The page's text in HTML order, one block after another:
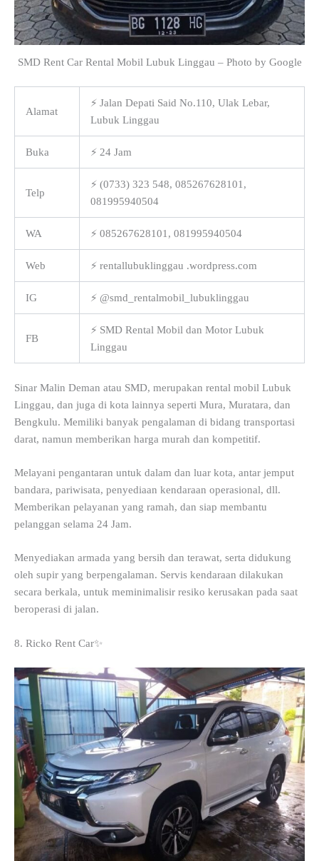
SMD Rent Car Rental Mobil Lubuk Linggau – Photo by Google
Alamat
⚡ Jalan Depati Said No.110, Ulak Lebar,
Lubuk Linggau
Buka ⚡ 24 Jam
Telp
⚡ (0733) 323 548, 085267628101,
081995940504
WA ⚡ 085267628101, 081995940504
Web ⚡ rentallubuklinggau .wordpress.com
IG ⚡ @smd_rentalmobil_lubuklinggau
FB
⚡ SMD Rental Mobil dan Motor Lubuk
Linggau
Sinar Malin Deman atau SMD, merupakan rental mobil Lubuk
Linggau, dan juga di kota lainnya seperti Mura, Muratara, dan
Bengkulu. Memiliki banyak pengalaman di bidang transportasi
darat, namun memberikan harga murah dan kompetitif.
Melayani pengantaran untuk dalam dan luar kota, antar jemput
bandara, pariwisata, penyediaan kendaraan operasional, dll.
Memberikan pelayanan yang ramah, dan siap membantu
pelanggan selama 24 Jam.
Menyediakan armada yang bersih dan terawat, serta didukung
oleh supir yang berpengalaman. Servis kendaraan dilakukan
secara berkala, untuk meminimalisir resiko kerusakan pada saat
beroperasi di jalan.
8. Ricko Rent Car✨